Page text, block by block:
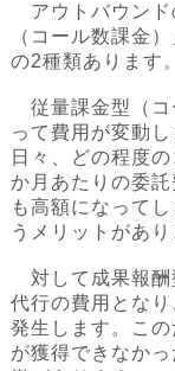
アウトバウンド
（コール数課金
の2種類あります。
従量課金型（コ
って費用が変動し
日々、どの程度
か月あたりの委
も高額になって
うメリットがあり
対して成果報酬
代行の費用とな
発生します。こ
が獲得できなか